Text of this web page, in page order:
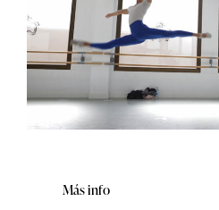
Más info